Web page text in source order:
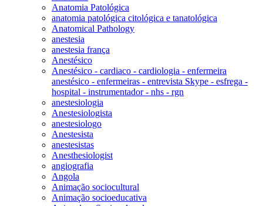
Anatomia Patológica
anatomia patológica citológica e tanatológica
Anatomical Pathology
anestesia
anestesia frança
Anestésico
Anestésico - cardiaco - cardiologia - enfermeira
anestésico - enfermeiras - entrevista Skype - esfrega -
hospital - instrumentador - nhs - rgn
anestesiologia
Anestesiologista
anestesiologo
Anestesista
anestesistas
Anesthesiologist
angiografia
Angola
Animação sociocultural
Animação socioeducativa